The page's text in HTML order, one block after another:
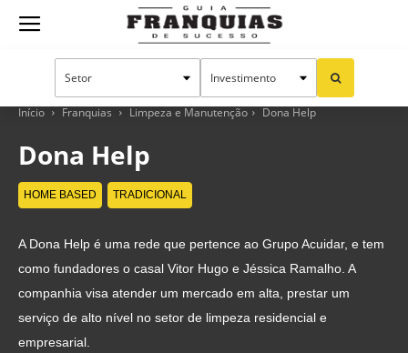
Guia
Franquias
Sucesso
Início Franquias Limpeza e Manutenção Dona Help
Dona Help
HOME BASED TRADICIONAL
A Dona Help é uma rede que pertence ao Grupo Acuidar, e tem
como fundadores o casal Vitor Hugo e Jéssica Ramalho. A
companhia visa atender um mercado em alta, prestar um
serviço de alto nível no setor de limpeza residencial e
empresarial.